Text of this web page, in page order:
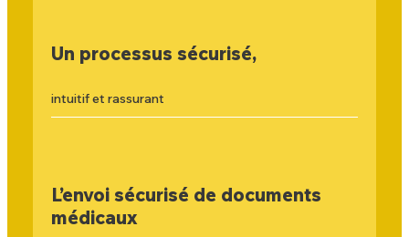
Un processus sécurisé,
intuitif et rassurant
L’envoi sécurisé de documents
médicaux